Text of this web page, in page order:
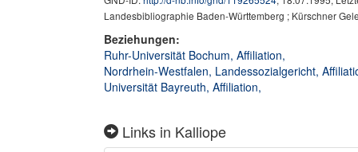
Landesbibliographie Baden-Württemberg ; Kürschner
Beziehungen:
Ruhr-Universität Bochum, Affiliation,
Nordrhein-Westfalen, Landessozialgericht,
Universität Bayreuth, Affiliation,
Links in Kalliope